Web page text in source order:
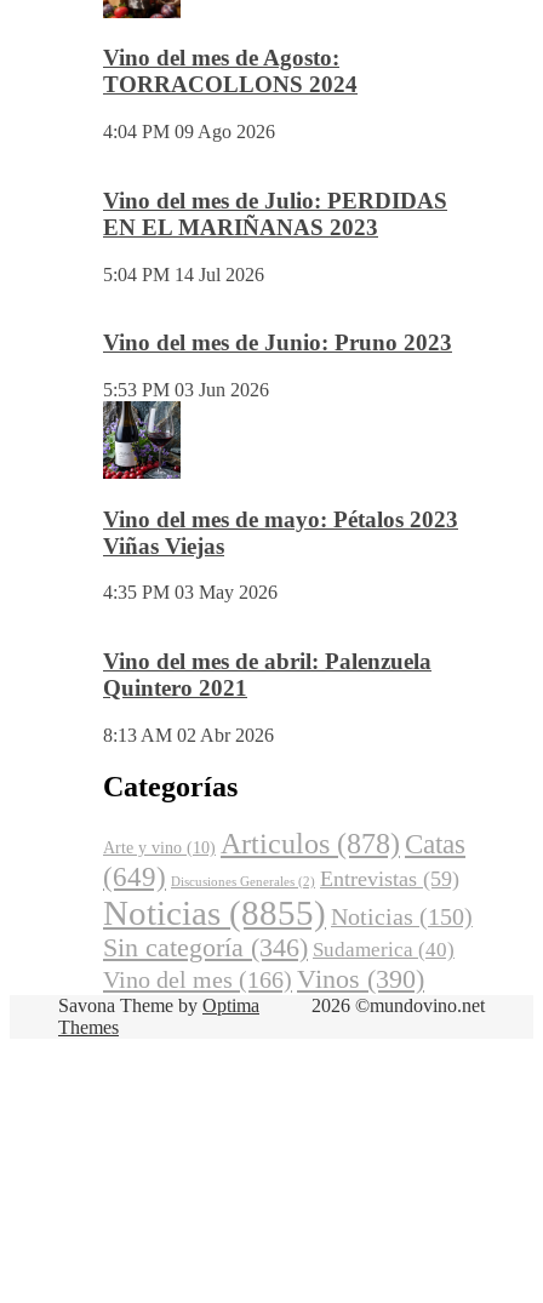
Vino del mes de Agosto:
TORRACOLLONS 2024
4:04 PM 09 Ago 2026
Vino del mes de Julio: PERDIDAS
EN EL MARIÑANAS 2023
5:04 PM 14 Jul 2026
Vino del mes de Junio: Pruno 2023
5:53 PM 03 Jun 2026
Vino del mes de mayo: Pétalos 2023
Viñas Viejas
4:35 PM 03 May 2026
Vino del mes de abril: Palenzuela
Quintero 2021
8:13 AM 02 Abr 2026
Categorías
Arte y vino (10) Articulos (878) Catas
(649) Discusiones Generales (2) Entrevistas (59)
Noticias (8855) Noticias (150)
Sin categoría (346) Sudamerica (40)
Vino del mes (166) Vinos (390)
2026 ©mundovino.net
Savona Theme by Optima
Themes